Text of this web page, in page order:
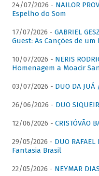
24/07/2026 - NAILOR
Espelho do Som
17/07/2026 - GABRIEL
Guest: As Canções de
10/07/2026 - NERIS
Homenagem a Moacir
03/07/2026 - DUO DA
26/06/2026 - DUO
12/06/2026 - CRISTÓVÃO
29/05/2026 - DUO RAFAEL
Fantasia Brasil
22/05/2026 - NEYMAR